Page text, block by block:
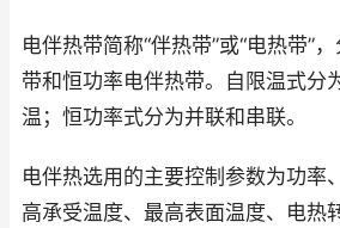
电伴热带简称“伴热带”或“电热带”
带和恒功率电伴热带。自限温式分
温；恒功率式分为并联和串联。
电伴热选用的主要控制参数为功率
高承受温度、最高表面温度、电热